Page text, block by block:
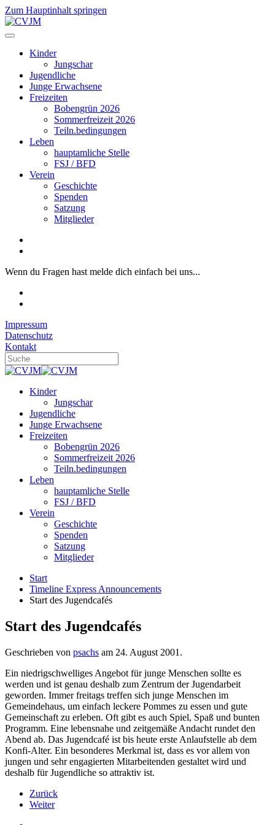
Zum Hauptinhalt springen
Kinder
Jungschar
Jugendliche
Junge Erwachsene
Freizeiten
Bobengrün 2026
Sommerfreizeit 2026
Teiln.bedingungen
Leben
hauptamliche Stelle
FSJ / BFD
Verein
Geschichte
Spenden
Satzung
Mitglieder
Wenn du Fragen hast melde dich einfach bei uns...
Impressum
Datenschutz
Kontakt
Kinder
Jungschar
Jugendliche
Junge Erwachsene
Freizeiten
Bobengrün 2026
Sommerfreizeit 2026
Teiln.bedingungen
Leben
hauptamliche Stelle
FSJ / BFD
Verein
Geschichte
Spenden
Satzung
Mitglieder
Start
Timeline Express Announcements
Start des Jugendcafés
Start des Jugendcafés
Geschrieben von psachs am 24. August 2001 .
Ein niedrigschwelliges Angebot für junge Menschen sollte es
werden und ist genau deshalb zum Zentrum der Jugendarbeit
geworden. Immer freitags treffen sich junge Menschen im
Gemeindehaus, um einfach leckere Pommes zu essen und gute
Gemeinschaft zu erleben. Oft gibt es auch Spiel, Spaß und bunten
Programm. Eine lebensnahe und zeitgemäße Andacht rundet den
Abend ab. Das Jugendcafé ist bis heute erste Anlaufstelle ab dem
Konfi-Alter. Ein besonderes Merkmal ist, dass es vor allem von
jungen und sehr engagierten Mitarbeitenden gestaltet wird und
deshalb für Jugendliche so attraktiv ist.
Zurück
Weiter